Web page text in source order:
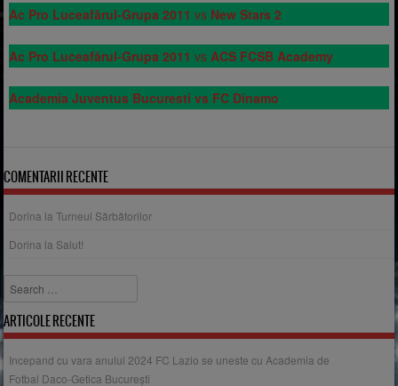
Ac Pro Luceafărul-Grupa 2011 vs New Stars 2
Ac Pro Luceafărul-Grupa 2011 vsACS FCSB Academy
Academia Juventus Bucuresti vs FC Dinamo
COMENTARII RECENTE
Dorina laTurneul Sărbătorilor
Dorina la Salut!
Search
ARTICOLE RECENTE
Incepand cu vara anului 2024 FC Lazio se uneste cu Academia de
Fotbal Daco-Getica București